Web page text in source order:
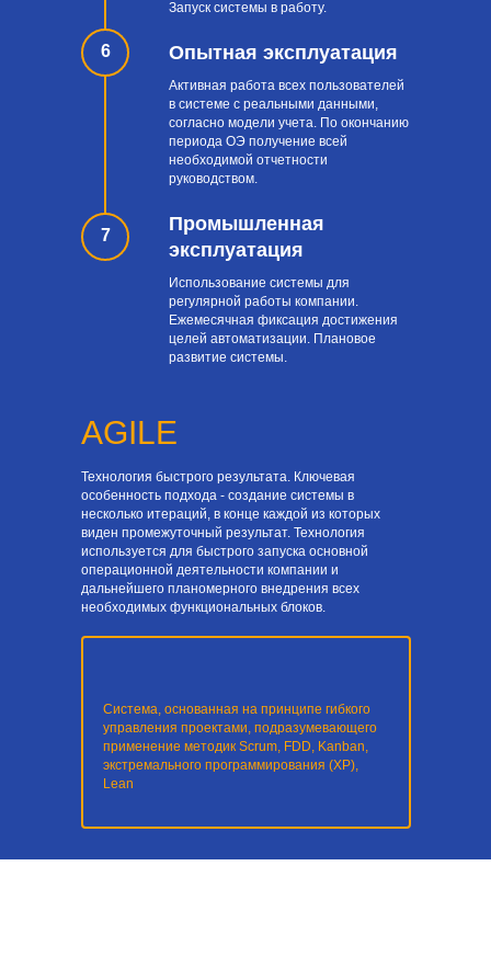
AGILE
Технология быстрого результата. Ключевая
особенность подхода - создание системы в
несколько итераций, в конце каждой из которых
виден промежуточный результат. Технология
используется для быстрого запуска основной
операционной деятельности компании и
дальнейшего планомерного внедрения всех
необходимых функциональных блоков.
Система, основанная на принципе гибкого
управления проектами, подразумевающего
применение методик Scrum, FDD, Kanban,
экстремального программирования (XP),
Lean
Запуск системы в работу.
Опытная эксплуатация
Активная работа всех пользователей
в системе с реальными данными,
согласно модели учета. По окончанию
периода ОЭ получение всей
необходимой отчетности
руководством.
Использование системы для
регулярной работы компании.
Ежемесячная фиксация достижения
целей автоматизации. Плановое
развитие системы.
Промышленная
эксплуатация
6
7